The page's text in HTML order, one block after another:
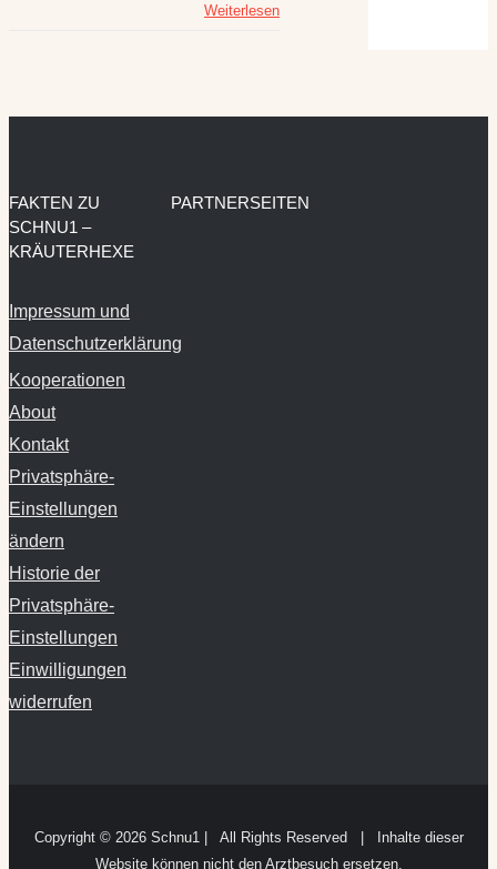
Weiterlesen
FAKTEN ZU
SCHNU1 –
KRÄUTERHEXE
Impressum und
Datenschutzerklärung
Kooperationen
About
Kontakt
Privatsphäre-
Einstellungen
ändern
Historie der
Privatsphäre-
Einstellungen
Einwilligungen
widerrufen
PARTNERSEITEN
Copyright © 2026 Schnu1 | All Rights Reserved | Inhalte dieser
Website können nicht den Arztbesuch ersetzen.